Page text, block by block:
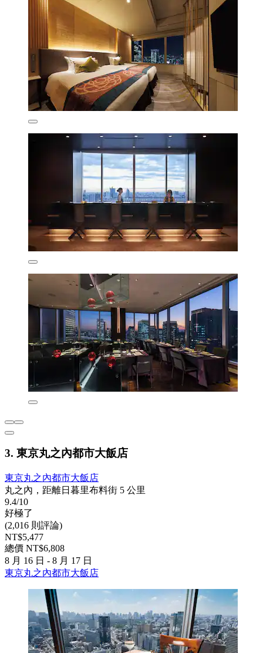
3. 東京丸之內都市大飯店
東京丸之內都市大飯店
丸之內，距離日暮里布料街 5 公里
9.4/10
好極了
(2,016 則評論)
NT$5,477
總價 NT$6,808
8 月 16 日 - 8 月 17 日
東京丸之內都市大飯店